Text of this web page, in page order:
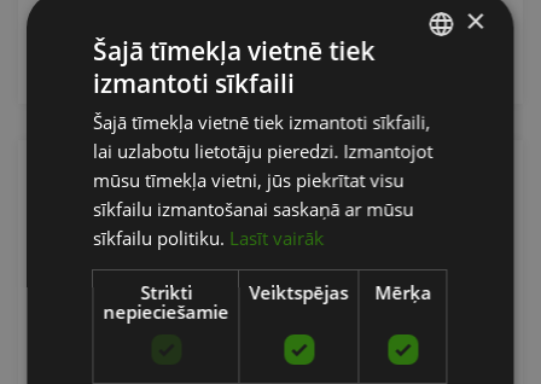
pievienot grozam
ENGLISH
RUSSIAN
×
Šajā tīmekļa vietnē tiek
izmantoti sīkfaili
Šajā tīmekļa vietnē tiek izmantoti sīkfaili,
lai uzlabotu lietotāju pieredzi. Izmantojot
mūsu tīmekļa vietni, jūs piekrītat visu
sīkfailu izmantošanai saskaņā ar mūsu
sīkfailu politiku. Lasīt vairāk
Strikti
nepieciešamie
Veiktspējas Mērķa